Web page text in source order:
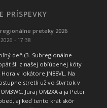
PRÍSPEVKY
preteky 2026
- 17:38
deň (3. Subregionálne
šli z našej obľúbenej kóty
v lokátore JN88VL. Na
stretli už vo štvrtok v
Juraj OM2XA a ja Peter
aj keď tento krát skôr